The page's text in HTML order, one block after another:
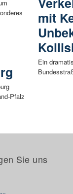
Pfalz
mit
Ein
Sie uns